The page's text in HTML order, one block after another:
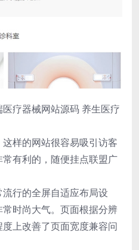
医疗器械网站源码 养生医疗
样的网站很容易吸引访客
有利的，随便挂点联盟广
行的全屏自适应布局设
时尚大气。页面根据分辨
上改善了页面宽度兼容问